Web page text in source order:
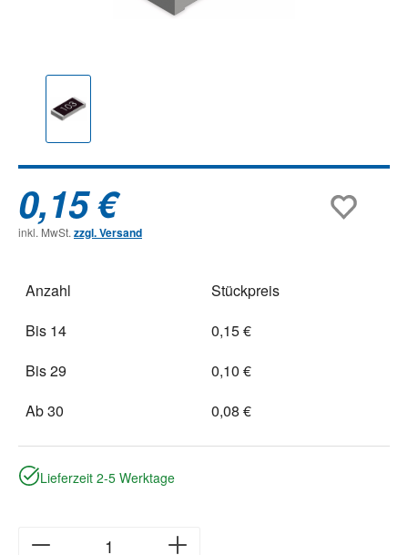
0,15 €
inkl. MwSt. zzgl. Versand
Anzahl
Stückpreis
Bis 14
0,15 €
Bis29
0,10 €
Ab30 0,08 €
Lieferzeit 2-5 Werktage